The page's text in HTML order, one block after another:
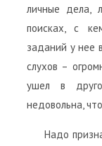
личные дела,
поисках, с
заданий у нее
слухов –
ушел в
недовольна,
Надо